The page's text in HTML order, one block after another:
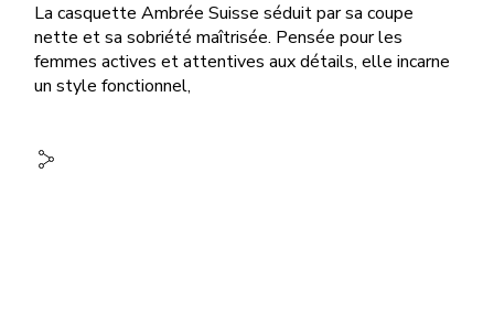
La casquette Ambrée Suisse séduit par sa coupe
nette et sa sobriété maîtrisée. Pensée pour les
femmes actives et attentives aux détails, elle incarne
un style fonctionnel,